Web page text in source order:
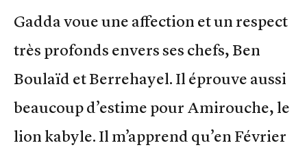
Gadda voue une affection et un respect
très profonds envers ses chefs, Ben
Boulaïd et Berrehayel. Il éprouve aussi
beaucoup d’estime pour Amirouche, le
lion kabyle. Il m’apprend qu’en Février